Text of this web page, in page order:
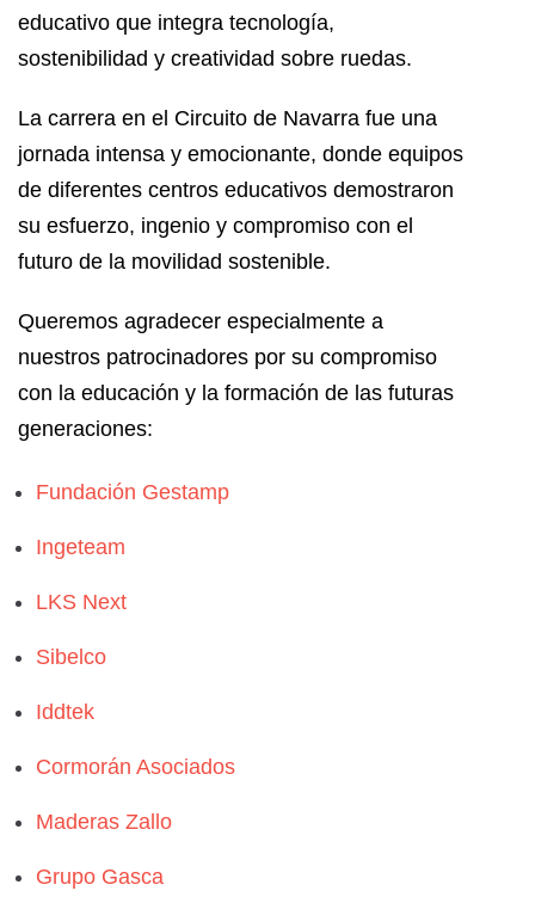
educativo que integra tecnología,
sostenibilidad y creatividad sobre ruedas.
La carrera en el Circuito de Navarra fue una
jornada intensa y emocionante, donde equipos
de diferentes centros educativos demostraron
su esfuerzo, ingenio y compromiso con el
futuro de la movilidad sostenible.
Queremos agradecer especialmente a
nuestros patrocinadores por su compromiso
con la educación y la formación de las futuras
generaciones:
Fundación Gestamp
Ingeteam
LKS Next
Sibelco
Iddtek
Cormorán Asociados
Maderas Zallo
Grupo Gasca